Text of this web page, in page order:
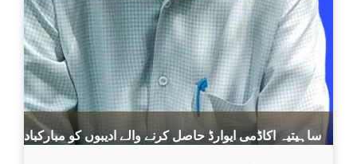
ساہیتیہ اکاڈمی ایوارڈ حاصل کرنے والے ادیبوں کو مبارکباد